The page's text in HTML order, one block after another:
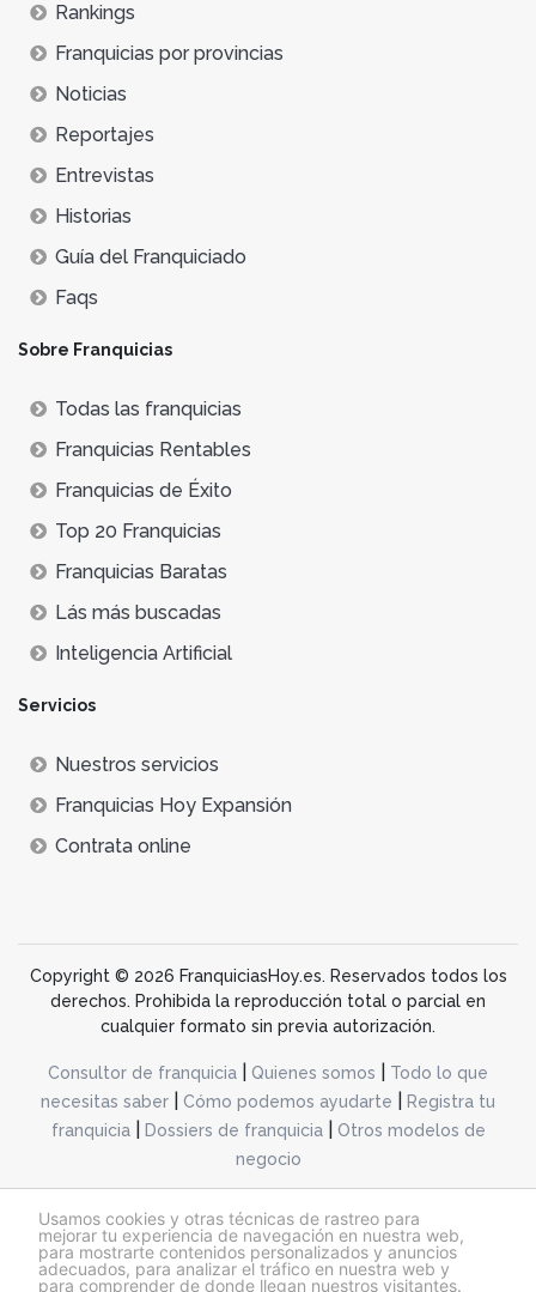
Usamos cookies y otras técnicas de rastreo para
mejorar tu experiencia de navegación en nuestra web,
para mostrarte contenidos personalizados y anuncios
adecuados, para analizar el tráfico en nuestra web y
para comprender de donde llegan nuestros visitantes.
Rankings
Franquicias por provincias
Noticias
Reportajes
Entrevistas
Historias
Guía del Franquiciado
Faqs
Sobre Franquicias
Todas las franquicias
Franquicias Rentables
Franquicias de Éxito
Top 20 Franquicias
Franquicias Baratas
Lás más buscadas
Inteligencia Artificial
Servicios
Nuestros servicios
Franquicias Hoy Expansión
Contrata online
Copyright © 2026 FranquiciasHoy.es. Reservados todos los
derechos. Prohibida la reproducción total o parcial en
cualquier formato sin previa autorización.
Consultor de franquicia Quienes somos
Todo lo que
necesitas saber
Cómo podemos ayudarte
Registra tu
franquicia| Dossiers de franquicia|
Otros modelos de
negocio
@franquiciashoy.es |Aviso legal| Política de cookies|Política de privacidad